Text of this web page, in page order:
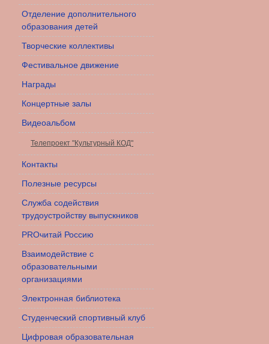
Отделение дополнительного
образования детей
Творческие коллективы
Фестивальное движение
Награды
Концертные залы
Видеоальбом
Телепроект "Культурный КОД"
Контакты
Полезные ресурсы
Служба содействия
трудоустройству выпускников
PROчитай Россию
Взаимодействие с
образовательными
организациями
Электронная библиотека
Студенческий спортивный клуб
Цифровая образовательная